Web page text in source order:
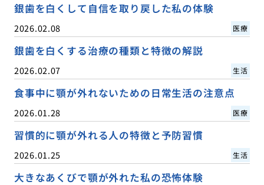
銀歯を白くして自信を取り戻した私の体験
2026.02.08 医療
銀歯を白くする治療の種類と特徴の解説
2026.02.07 生活
食事中に顎が外れないための日常生活の注意点
2026.01.28 医療
習慣的に顎が外れる人の特徴と予防習慣
2026.01.25 生活
大きなあくびで顎が外れた私の恐怖体験